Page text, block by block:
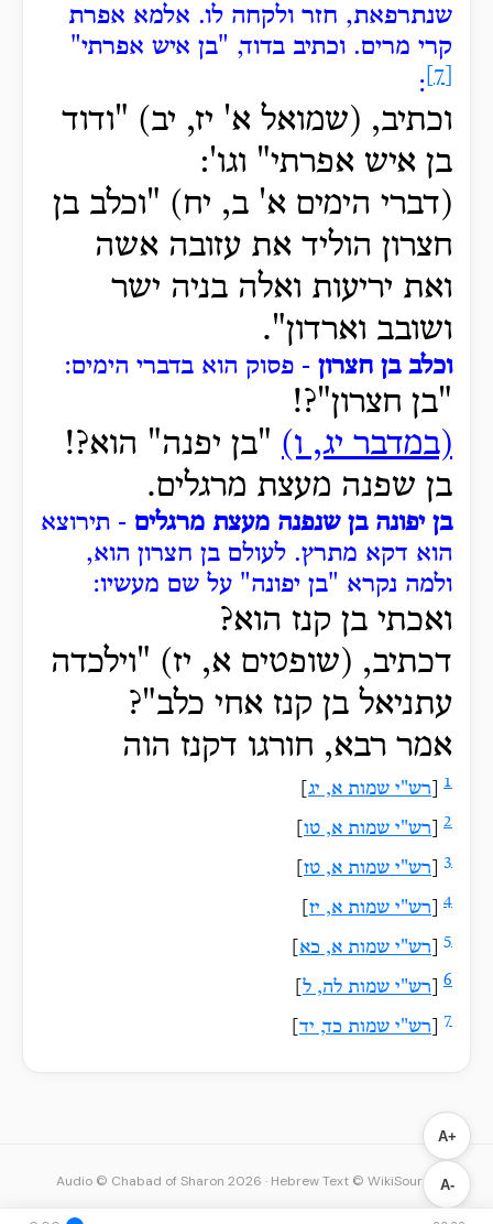
שנתרפאת, חזר ולקחה לו. אלמא אפרת
קרי מרים. וכתיב בדוד, "בן איש אפרתי"
:
וכתיב, (שמואל א' יז, יב) "ודוד
בן איש אפרתי" וגו':
(דברי הימים א' ב, יח) "וכלב בן
חצרון הוליד את עזובה אשה
ואת יריעות ואלה בניה ישר
ושובב וארדון".
וכלב בן חצרון - פסוק הוא בדברי הימים:
"בן חצרון"?!
(במדבר יג, ו) "בן יפנה" הוא?!
בן שפנה מעצת מרגלים.
בן יפונה בן שנפנה מעצת מרגלים - תירוצא
הוא דקא מתרץ. לעולם בן חצרון הוא,
ולמה נקרא "בן יפונה" על שם מעשיו:
ואכתי בן קנז הוא?
דכתיב, (שופטים א, יז) "וילכדה
עתניאל בן קנז אחי כלב"?
אמר רבא, חורגו דקנז הוה
1 רש"י שמות א, יג
2 רש"י שמות א, טו
3 רש"י שמות א, טז
4 רש"י שמות א, יז
5 רש"י שמות א, כא
6 רש"י שמות לה, ל
7 רש"י שמות כד, יד
A+
A-
Audio © Chabad of Sharon 2026 · Hebrew Text © WikiSource